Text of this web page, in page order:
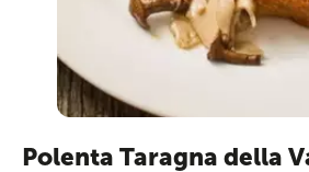
Polenta Taragna della